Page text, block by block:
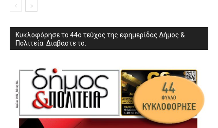
Κυκλοφόρησε το 44ο τεύχος της εφημερίδας Δήμος &
Πολιτεία. Διαβάστε το: